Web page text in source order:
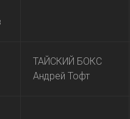
ТАЙСКИЙ БОКС
Андрей Тофт